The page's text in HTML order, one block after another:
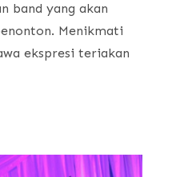
band yang akan
Menikmati
ekspresi teriakan